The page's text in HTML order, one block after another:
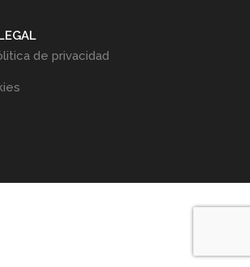
de privacidad